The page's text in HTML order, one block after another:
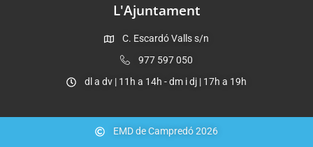
L'Ajuntament
C. Escardó Valls s/n
977 597 050
dl a dv | 11h a 14h - dm i dj | 17h a 19h
EMD de Campredó 2026